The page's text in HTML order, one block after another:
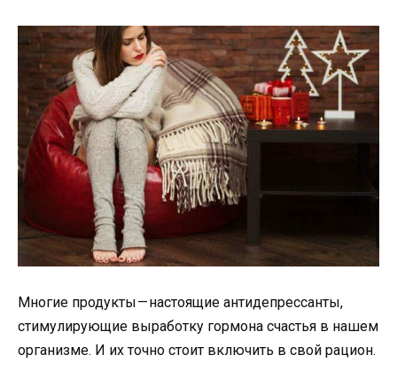
Многие продукты — настоящие антидепрессанты,
стимулирующие выработку гормона счастья в нашем
организме. И их точно стоит включить в свой рацион.